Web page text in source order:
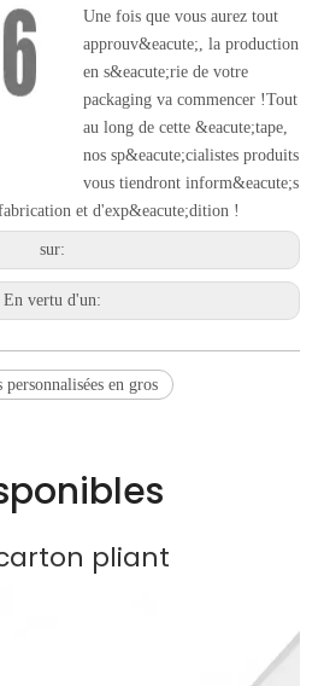
Une fois que vous aurez tout
approuv&eacute;, la production
en s&eacute;rie de votre
packaging va commencer !Tout
au long de cette &eacute;tape,
nos sp&eacute;cialistes produits
vous tiendront inform&eacute;s
et d'exp&eacute;dition !
sur:
En vertu d'un:
en gros
pliant